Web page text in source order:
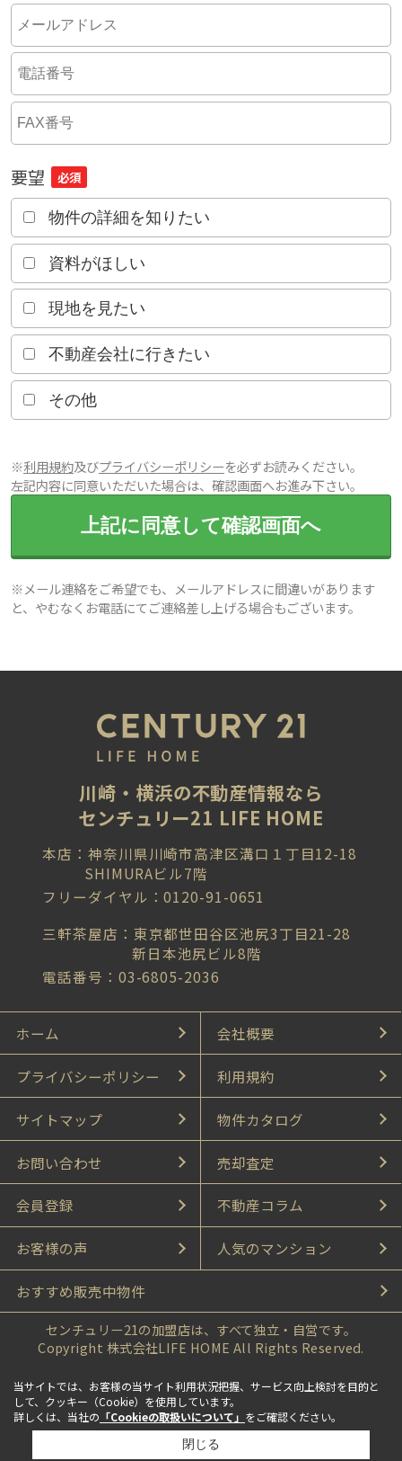
要望 必須
物件の詳細を知りたい
資料がほしい
現地を見たい
不動産会社に行きたい
その他
※利用規約及びプライバシーポリシーを必ずお読みください。
左記内容に同意いただいた場合は、確認画面へお進み下さい。
上記に同意して確認画面へ
※メール連絡をご希望でも、メールアドレスに間違いがあります
と、やむなくお電話にてご連絡差し上げる場合もございます。
川崎・横浜の不動産情報なら
センチュリー21 LIFE HOME
本店：神奈川県川崎市高津区溝口１丁目12-18
SHIMURAビル7階
フリーダイヤル：0120-91-0651
三軒茶屋店：東京都世田谷区池尻3丁目21-28
新日本池尻ビル8階
電話番号：03-6805-2036
ホーム 会社概要
プライバシーポリシー 利用規約
サイトマップ 物件カタログ
お問い合わせ 売却査定
会員登録 不動産コラム
お客様の声 人気のマンション
おすすめ販売中物件
センチュリー21の加盟店は、すべて独立・自営です。
Copyright 株式会社LIFE HOME All Rights Reserved.
当サイトでは、お客様の当サイト利用状況把握、サービス向上検討を目的と
して、クッキー（Cookie）を使用しています。
詳しくは、当社の 「Cookieの取扱いについて」 をご確認ください。
閉じる